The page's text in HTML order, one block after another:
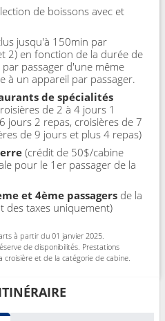
de boissons avec et
jusqu'à 150min par
2) en fonction de la durée de
passager d'une même
à un appareil par passager.
de spécialités
de 2 à 4 jours 1
jours 2 repas, croisières de 7
de 9 jours et plus 4 repas)
(crédit de 50$/cabine
pour le 1er passager de la
et 4ème passagers de la
des taxes uniquement)
à partir du 01 janvier 2025.
de disponibilités. Prestations
croisière et de la catégorie de cabine.